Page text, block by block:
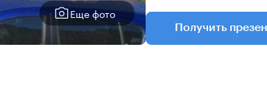
Еще фото
Получить